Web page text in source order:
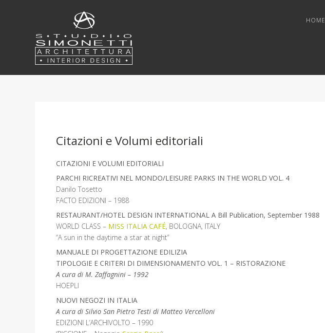
HOME
Citazioni e Volumi editoriali
CITAZIONI E VOLUMI EDITORIALI
PARCHI RICREATIVI NEL MONDO/LEISURE PARKS IN THE WORLD VOL. 4
Danilo Tosetto
FACTO EDIZIONI – 1988
RESTAURANT/HOTEL DESIGN INTERNATIONAL A Bill Publication, September 1988
WORLD CLASS – MISS ITALIA CAFÉ, BOLOGNA, ITALY
“A sun in the daytime a star at night”
MANUALE DI PROGETTAZIONE EDILIZIA
TIPOLOGIE E CRITERI DI DIMENSIONAMENTO VOL. 1 – RISTORAZIONE
A cura di M. Zaffagnini – 1992
HOEPLI
NUOVI NEGOZI IN ITALIA
A cura di Silvio San Pietro Testi di Matteo Vercelloni
EDIZIONI L’ARCHIVOLTO – 1990